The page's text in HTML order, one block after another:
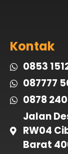
Kontak
0853
087777
0878
Jalan
RW04
Barat